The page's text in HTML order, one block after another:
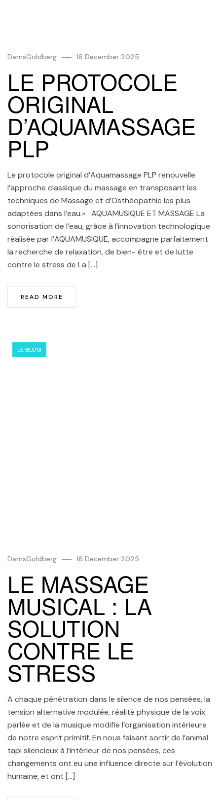
DamsGoldberg 16 December 2025
LE PROTOCOLE
ORIGINAL
D’AQUAMASSAGE
PLP
Le protocole original d’Aquamassage PLP renouvelle
l’approche classique du massage en transposant les
techniques de Massage et d’Osthéopathie les plus
adaptées dans l’eau.» AQUAMUSIQUE ET MASSAGE La
sonorisation de l’eau, grâce à l’innovation technologique
réalisée par l’AQUAMUSIQUE, accompagne parfaitement
la recherche de relaxation, de bien- être et de lutte
contre le stress de La […]
READ MORE
LE BLOG
DamsGoldberg 16 December 2025
LE MASSAGE
MUSICAL : LA
SOLUTION
CONTRE LE
STRESS
A chaque pénétration dans le silence de nos pensées, la
tension alternative modulée, réalité physique de la voix
parlée et de la musique modifie l’organisation intérieure
de notre esprit primitif. En nous faisant sortir de l’animal
tapi silencieux à l’intérieur de nos pensées, ces
changements ont eu une influence directe sur l’évolution
humaine, et ont […]